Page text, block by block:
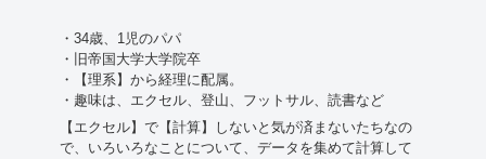
・34歳、1児のパパ
・旧帝国大学大学院卒
・【理系】から経理に配属。
・趣味は、エクセル、登山、フットサル、読書など
【エクセル】で【計算】しないと気が済まないたちなの
で、いろいろなことについて、データを集めて計算して